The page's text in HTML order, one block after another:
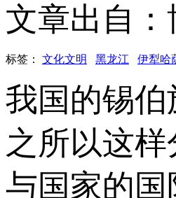
文章出自：
标签： 文化文明 黑龙江 伊犁哈
我国的锡
之所以这
与国家的